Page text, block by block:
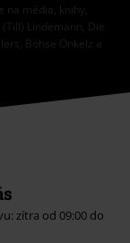
na média, knihy,
Lindemann, Die
Böhse Onkelz a
zítra od 09:00 do